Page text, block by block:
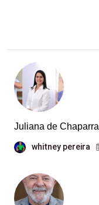
Juliana de
whitney pereira